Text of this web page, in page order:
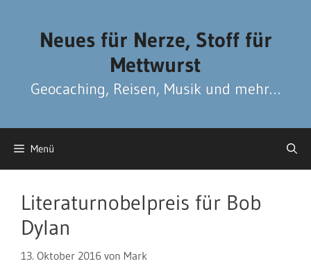
Neues für Nerze, Stoff für
Mettwurst
Geocaching, Reisen, Musik und mehr…
Menü
Literaturnobelpreis für Bob
Dylan
13. Oktober 2016 von Mark